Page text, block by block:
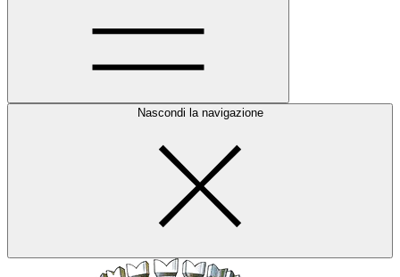
Nascondi la navigazione